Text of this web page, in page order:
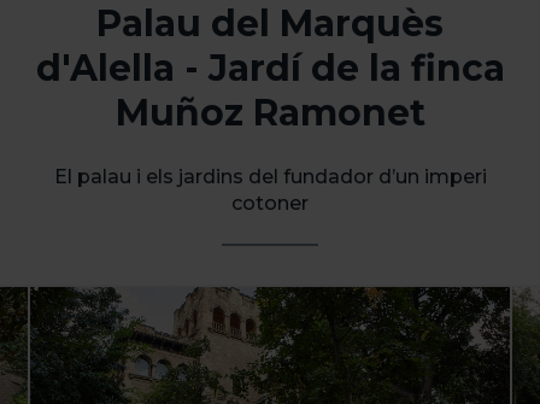
Palau del Marquès
d'Alella - Jardí de la finca
Muñoz Ramonet
El palau i els jardins del fundador d’un imperi
cotoner